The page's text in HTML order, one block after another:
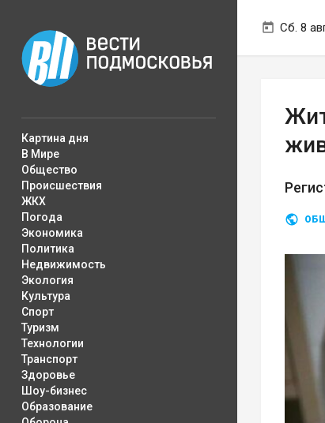
Сб. 8
Картина дня
В Мире
Общество
Происшествия
ЖКХ
Погода
Экономика
Политика
Недвижимость
Экология
Культура
Спорт
Туризм
Технологии
Транспорт
Здоровье
Шоу-бизнес
Образование